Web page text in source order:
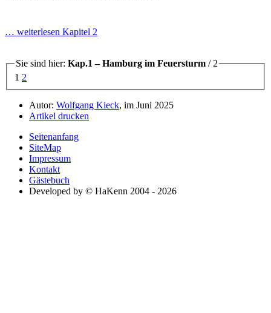
… weiterlesen Kapitel 2
Sie sind hier: Kap.1 – Hamburg im Feuersturm / 2
1 2
Autor: Wolfgang Kieck, im Juni 2025
Artikel drucken
Seitenanfang
SiteMap
Impressum
Kontakt
Gästebuch
Developed by © HaKenn 2004 - 2026